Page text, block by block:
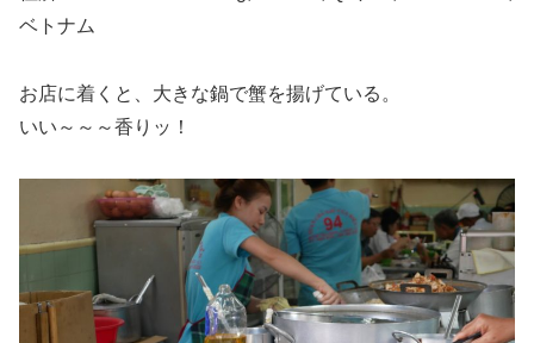
ベトナム
お店に着くと、大きな鍋で蟹を揚げている。
いい～～～香りッ！